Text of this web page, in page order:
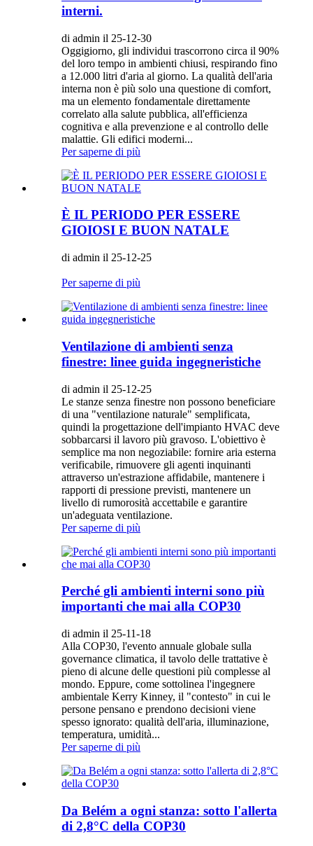
interni.
di admin il 25-12-30
Oggigiorno, gli individui trascorrono circa il 90%
del loro tempo in ambienti chiusi, respirando fino
a 12.000 litri d'aria al giorno. La qualità dell'aria
interna non è più solo una questione di comfort,
ma un elemento fondamentale direttamente
correlato alla salute pubblica, all'efficienza
cognitiva e alla prevenzione e al controllo delle
malattie. Gli edifici moderni...
Per saperne di più
È IL PERIODO PER ESSERE
GIOIOSI E BUON NATALE
di admin il 25-12-25
Per saperne di più
Ventilazione di ambienti senza
finestre: linee guida ingegneristiche
di admin il 25-12-25
Le stanze senza finestre non possono beneficiare
di una "ventilazione naturale" semplificata,
quindi la progettazione dell'impianto HVAC deve
sobbarcarsi il lavoro più gravoso. L'obiettivo è
semplice ma non negoziabile: fornire aria esterna
verificabile, rimuovere gli agenti inquinanti
attraverso un'estrazione affidabile, mantenere i
rapporti di pressione previsti, mantenere un
livello di rumorosità accettabile e garantire
un'adeguata ventilazione.
Per saperne di più
Perché gli ambienti interni sono più
importanti che mai alla COP30
di admin il 25-11-18
Alla COP30, l'evento annuale globale sulla
governance climatica, il tavolo delle trattative è
pieno di alcune delle questioni più complesse al
mondo. Eppure, come sottolinea l'ingegnere
ambientale Kerry Kinney, il "contesto" in cui le
persone pensano e prendono decisioni viene
spesso ignorato: qualità dell'aria, illuminazione,
temperatura, umidità...
Per saperne di più
Da Belém a ogni stanza: sotto l'allerta
di 2,8°C della COP30